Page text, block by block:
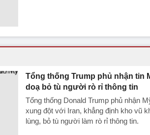
Tổng thống Trump phủ nhận tin
doạ bỏ tù người rò rỉ thông tin
Tổng thống Donald Trump phủ nhận
xung đột với Iran, khẳng định kho vũ
lùng, bỏ tù người làm rò rỉ thông tin.